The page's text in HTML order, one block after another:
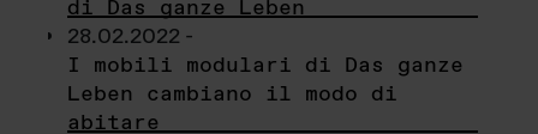
di Das ganze Leben
28.02.2022 -
I mobili modulari di Das ganze
Leben cambiano il modo di
abitare